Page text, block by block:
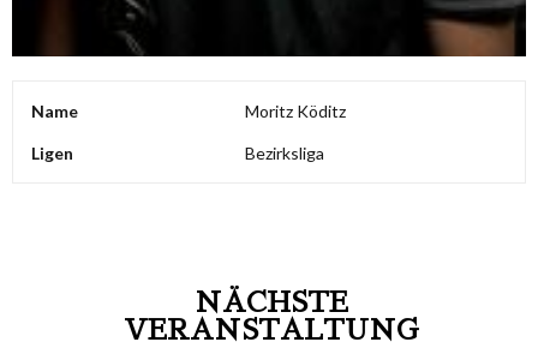
Name Moritz Köditz
Ligen Bezirksliga
NÄCHSTE
VERANSTALTUNG